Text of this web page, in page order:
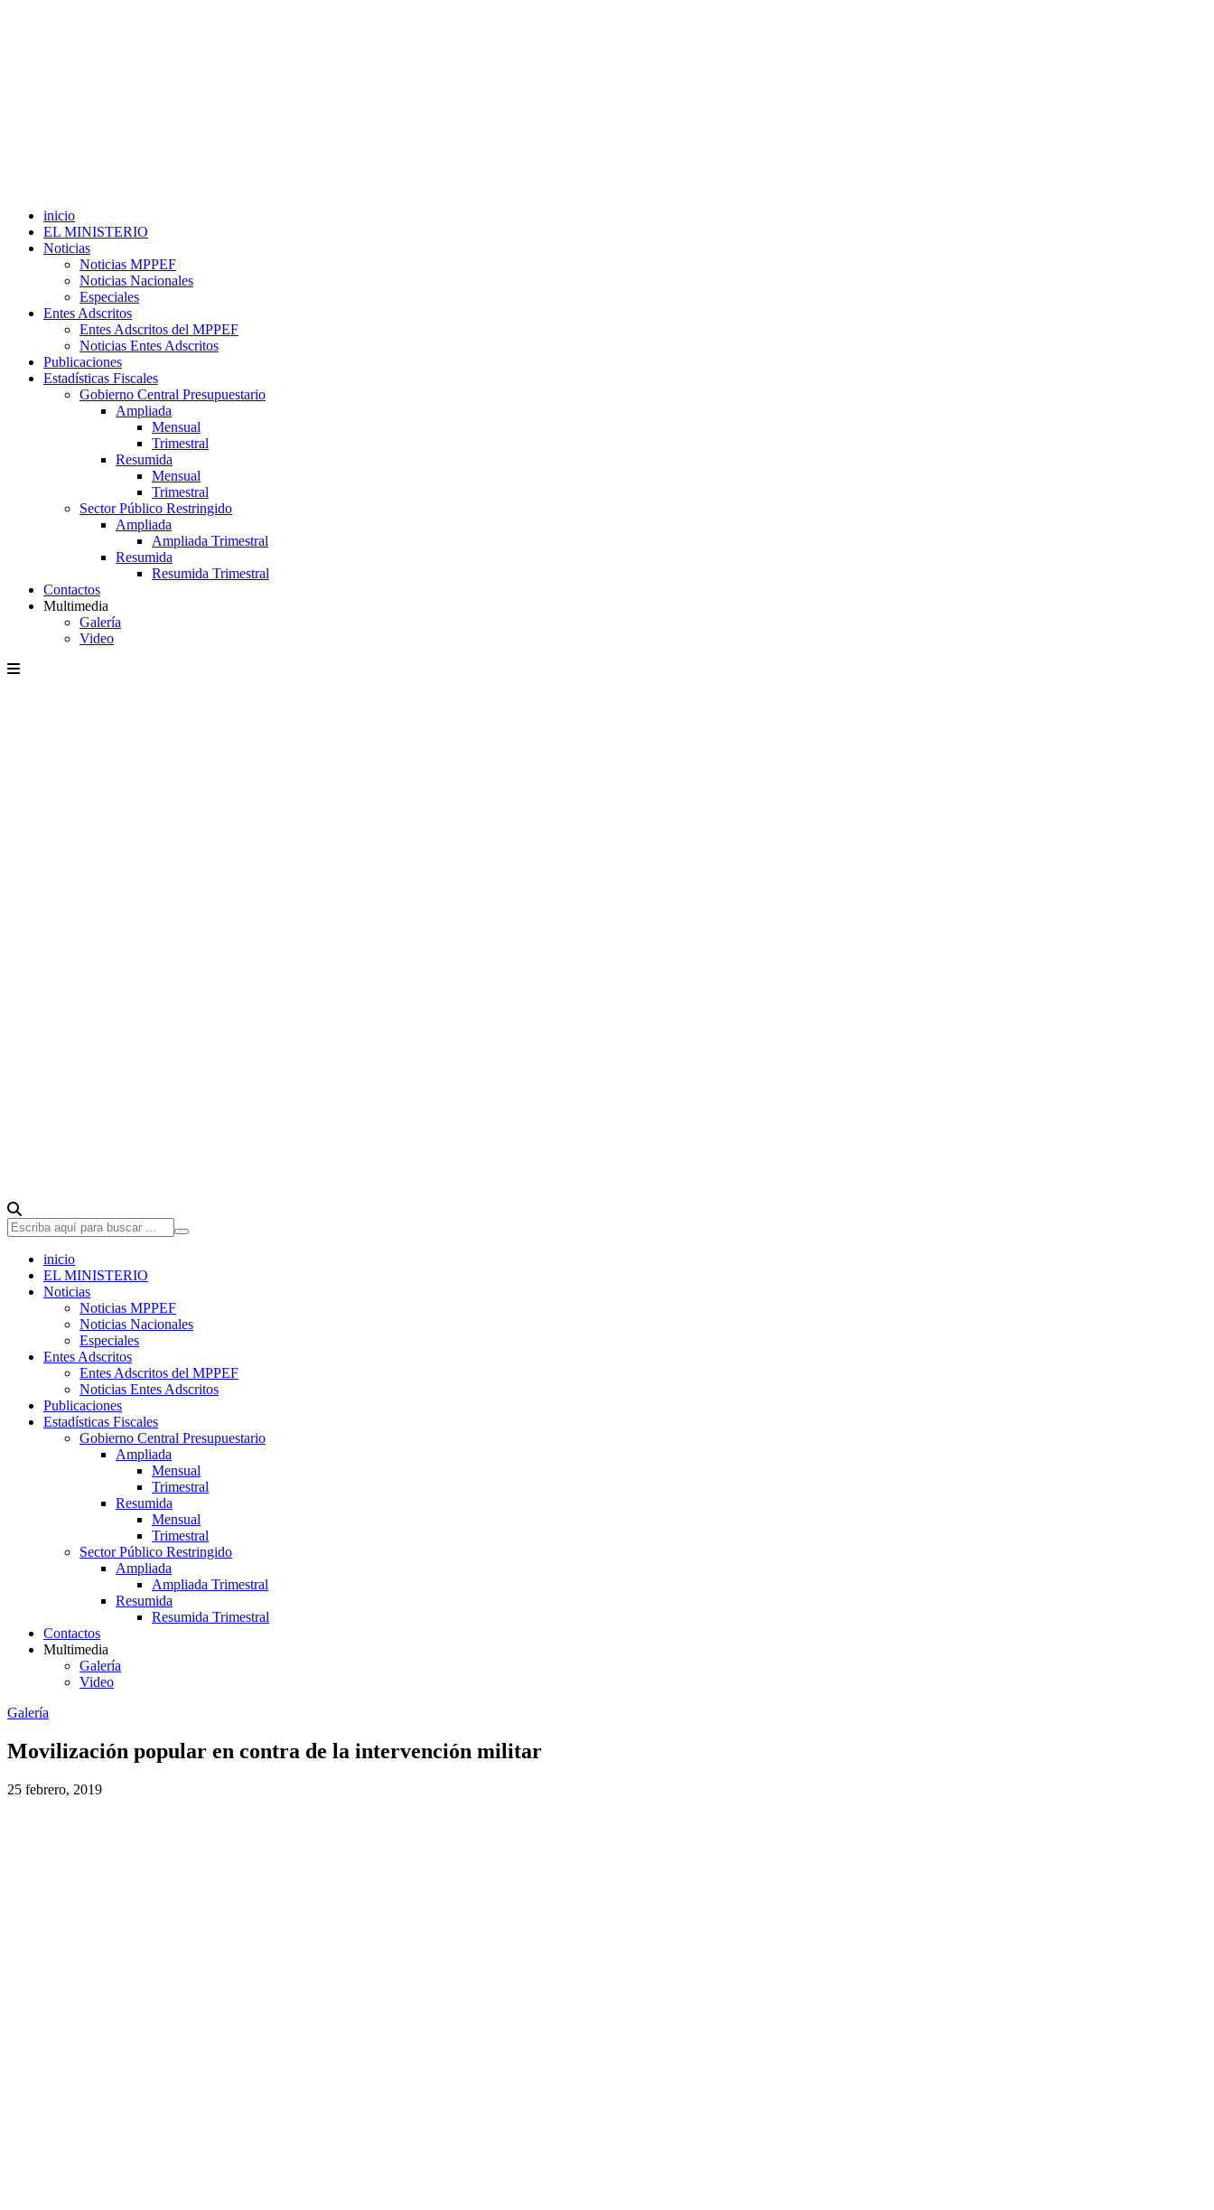
inicio
EL MINISTERIO
Noticias
Noticias MPPEF
Noticias Nacionales
Especiales
Entes Adscritos
Entes Adscritos del MPPEF
Noticias Entes Adscritos
Publicaciones
Estadísticas Fiscales
Gobierno Central Presupuestario
Ampliada
Mensual
Trimestral
Resumida
Mensual
Trimestral
Sector Público Restringido
Ampliada
Ampliada Trimestral
Resumida
Resumida Trimestral
Contactos
Multimedia
Galería
Video
inicio
EL MINISTERIO
Noticias
Noticias MPPEF
Noticias Nacionales
Especiales
Entes Adscritos
Entes Adscritos del MPPEF
Noticias Entes Adscritos
Publicaciones
Estadísticas Fiscales
Gobierno Central Presupuestario
Ampliada
Mensual
Trimestral
Resumida
Mensual
Trimestral
Sector Público Restringido
Ampliada
Ampliada Trimestral
Resumida
Resumida Trimestral
Contactos
Multimedia
Galería
Video
Galería
Movilización popular en contra de la intervención militar
25 febrero, 2019